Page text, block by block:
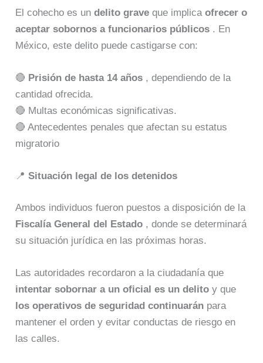
El cohecho es undelito grave que implicaofrecer o
aceptar sobornos a funcionarios públicos . En
México, este delito puede castigarse con:
🔴 Prisión de hasta 14 años , dependiendo de la
cantidad ofrecida.
🔴 Multas económicas significativas.
🔴 Antecedentes penales que afectan su estatus
migratorio
📍Situación legal de los detenidos
Ambos individuos fueron puestos a disposición de la
Fiscalía General del Estado , donde se determinará
su situación jurídica en las próximas horas.
Las autoridades recordaron a la ciudadanía que
intentar sobornar a un oficial es un delito y que
los operativos de seguridad continuarán para
mantener el orden y evitar conductas de riesgo en
las calles.